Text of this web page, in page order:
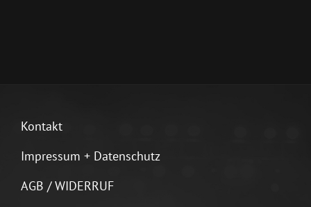
Kontakt
Impressum + Datenschutz
AGB / WIDERRUF